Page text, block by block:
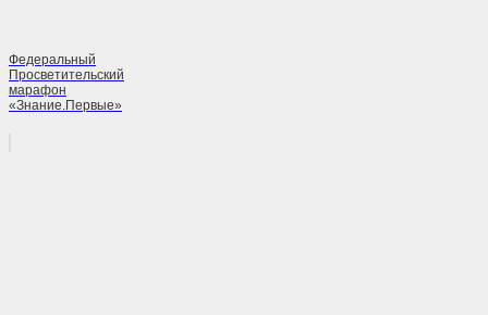
Федеральный
Просветительский
марафон
«Знание.Первые»